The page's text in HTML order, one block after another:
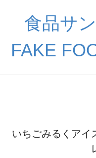
食品サ
FAKE
いちごみるくア